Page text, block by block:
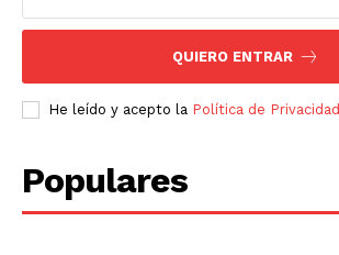
QUIERO ENTRAR
He leído y acepto la Política de Privacidad
Populares